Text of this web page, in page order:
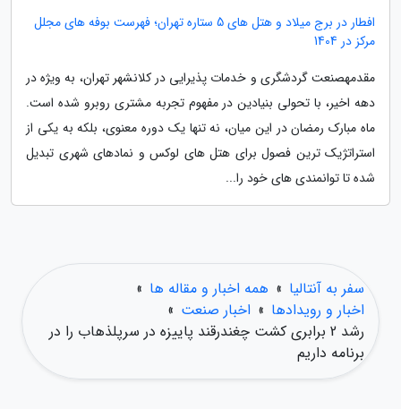
افطار در برج میلاد و هتل های 5 ستاره تهران؛ فهرست بوفه های مجلل
مرکز در 1404
مقدمهصنعت گردشگری و خدمات پذیرایی در کلانشهر تهران، به ویژه در
دهه اخیر، با تحولی بنیادین در مفهوم تجربه مشتری روبرو شده است.
ماه مبارک رمضان در این میان، نه تنها یک دوره معنوی، بلکه به یکی از
استراتژیک ترین فصول برای هتل های لوکس و نمادهای شهری تبدیل
شده تا توانمندی های خود را...
سفر به آنتالیا » همه اخبار و مقاله ها »
اخبار و رویدادها » اخبار صنعت »
رشد 2 برابری کشت چغندرقند پاییزه در سرپلذهاب را در
برنامه داریم